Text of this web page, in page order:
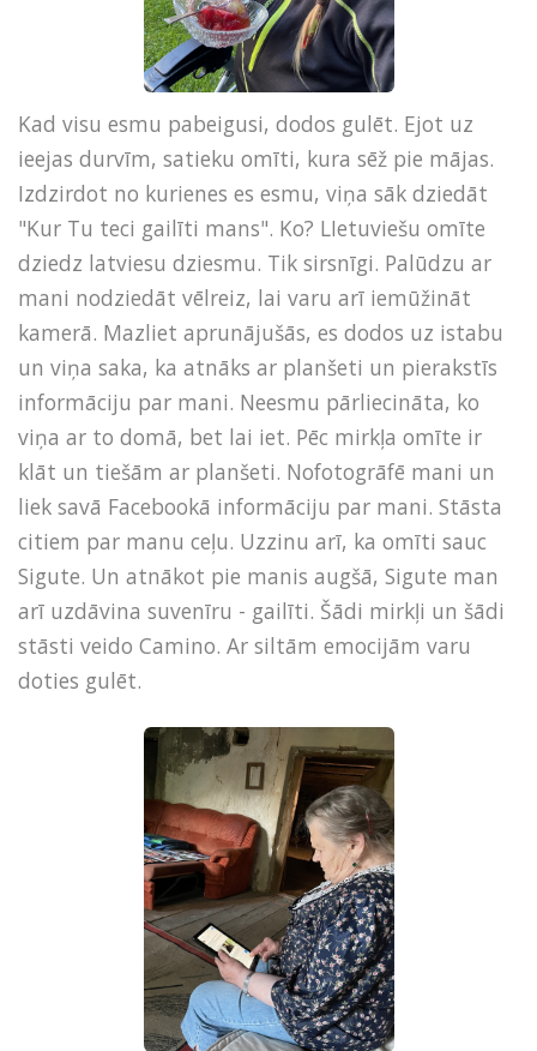
Kad visu esmu pabeigusi, dodos gulēt. Ejot uz
ieejas durvīm, satieku omīti, kura sēž pie mājas.
Izdzirdot no kurienes es esmu, viņa sāk dziedāt
"Kur Tu teci gailīti mans". Ko? LIetuviešu omīte
dziedz latviesu dziesmu. Tik sirsnīgi. Palūdzu ar
mani nodziedāt vēlreiz, lai varu arī iemūžināt
kamerā. Mazliet aprunājušās, es dodos uz istabu
un viņa saka, ka atnāks ar planšeti un pierakstīs
informāciju par mani. Neesmu pārliecināta, ko
viņa ar to domā, bet lai iet. Pēc mirkļa omīte ir
klāt un tiešām ar planšeti. Nofotogrāfē mani un
liek savā Facebookā informāciju par mani. Stāsta
citiem par manu ceļu. Uzzinu arī, ka omīti sauc
Sigute. Un atnākot pie manis augšā, Sigute man
arī uzdāvina suvenīru - gailīti. Šādi mirkļi un šādi
stāsti veido Camino. Ar siltām emocijām varu
doties gulēt.